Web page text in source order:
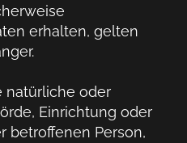
erhalten, gelten
natürliche oder
Einrichtung oder
betroffenen Person,